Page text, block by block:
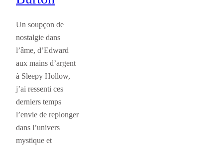
Un soupçon de
nostalgie dans
l’âme, d’Edward
aux mains d’argent
à Sleepy Hollow,
j’ai ressenti ces
derniers temps
l’envie de replonger
dans l’univers
mystique et